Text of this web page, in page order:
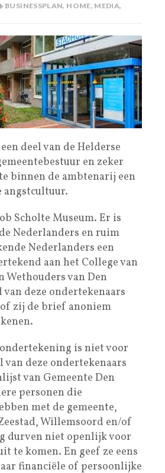
BUSINESSPLAN, HOME, MEDIA,
deel van de Helderse
en zeker
binnen de ambtenarij een
Scholte Museum. Er is
Nederlanders en ruim
Nederlanders een
aan het College van
Wethouders van Den
van deze ondertekenaars
zij de brief anoniem
is niet voor
van deze ondertekenaars
van Gemeente Den
personen die
met de gemeente,
Willemsoord en/of
durven niet openlijk voor
te komen. En geef ze eens
financiële of persoonlijke